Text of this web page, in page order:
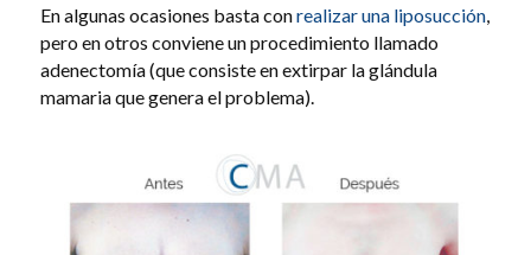
En algunas ocasiones basta conrealizar una liposucción,
pero en otros conviene un procedimiento llamado
adenectomía (que consiste en extirpar la glándula
mamaria que genera el problema).